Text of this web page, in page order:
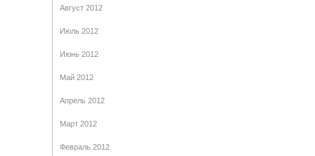
Август 2012
Июль 2012
Июнь 2012
Май 2012
Апрель 2012
Март 2012
Февраль 2012